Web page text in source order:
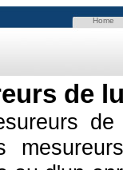
Home
de